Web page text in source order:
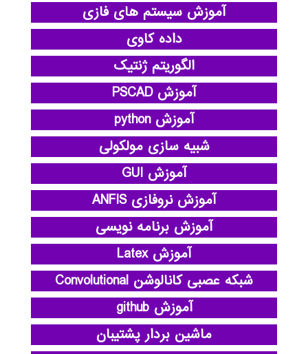
آموزش سیستم های فازی
داده کاوی
الگوریتم ژنتیک
آموزش PSCAD
آموزش python
شبیه سازی مولکولی
آموزش GUI
آموزش نروفازی ANFIS
آموزش برنامه نویسی
آموزش Latex
شبکه عصبی کانالوشن Convolutional
آموزش github
ماشین بردار پشتیبان